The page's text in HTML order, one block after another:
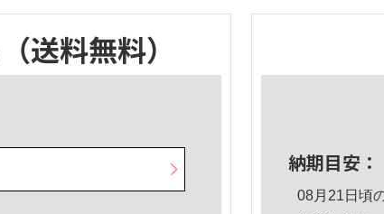
（送料無料）
納期目安：
08月21日頃